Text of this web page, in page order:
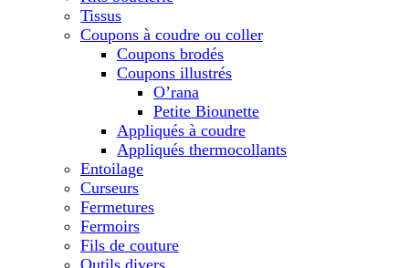
Tissus
Coupons à coudre ou coller
Coupons brodés
Coupons illustrés
O’rana
Petite Biounette
Appliqués à coudre
Appliqués thermocollants
Entoilage
Curseurs
Fermetures
Fermoirs
Fils de couture
Outils divers